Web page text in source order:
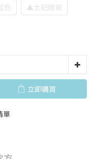
色
▲太妃糖褐
立即購買
單